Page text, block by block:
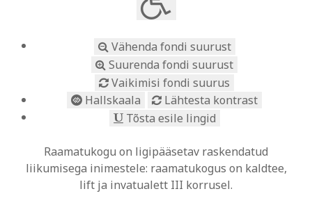
Vähenda fondi suurust
Suurenda fondi suurust
Vaikimisi fondi suurus
Hallskaala
Lähtesta kontrast
Tõsta esile lingid
Raamatukogu on ligipääsetav raskendatud
liikumisega inimestele: raamatukogus on kaldtee,
lift ja invatualett III korrusel.